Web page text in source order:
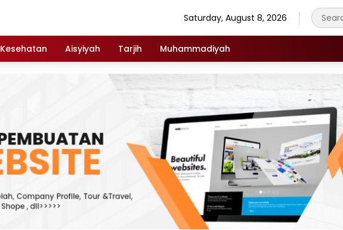
Saturday, August 8, 2026
Kesehatan Aisyiyah Tarjih Muhammadiyah